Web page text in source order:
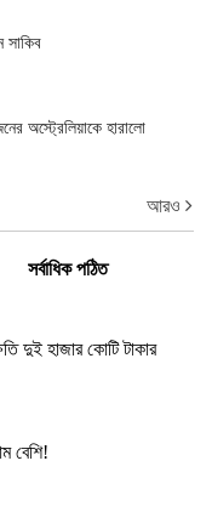
সাকিব
অস্ট্রেলিয়াকে হারালো
আরও
সর্বাধিক পঠিত
দুই হাজার কোটি টাকার
বেশি!